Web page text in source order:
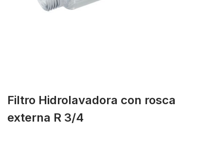
Filtro Hidrolavadora con rosca
externa R 3/4